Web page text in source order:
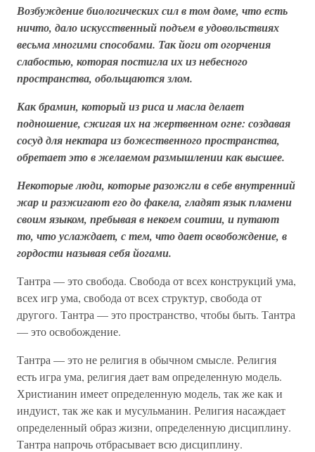
Возбуждение биологических сил в том доме, что есть
ничто, дало искусственный подъем в удовольствиях
весьма многими способами. Так йоги от огорчения
слабостью, которая постигла их из небесного
пространства, обольщаются злом.
Как брамин, который из риса и масла делает
подношение, сжигая их на жертвенном огне: создавая
сосуд для нектара из божественного пространства,
обретает это в желаемом размышлении как высшее.
Некоторые люди, которые разожгли в себе внутренний
жар и разжигают его до факела, гладят язык пламени
своим языком, пребывая в некоем соитии, и путают
то, что услаждает, с тем, что дает освобождение, в
гордости называя себя йогами.
Тантра — это свобода. Свобода от всех конструкций ума,
всех игр ума, свобода от всех структур, свобода от
другого. Тантра — это пространство, чтобы быть. Тантра
— это освобождение.
Тантра — это не религия в обычном смысле. Религия
есть игра ума, религия дает вам определенную модель.
Христианин имеет определенную модель, так же как и
индуист, так же как и мусульманин. Религия насаждает
определенный образ жизни, определенную дисциплину.
Тантра напрочь отбрасывает всю дисциплину.